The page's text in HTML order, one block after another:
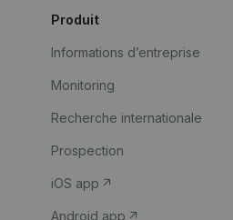
Produit
Informations d’entreprise
Monitoring
Recherche internationale
Prospection
iOS app
Android app